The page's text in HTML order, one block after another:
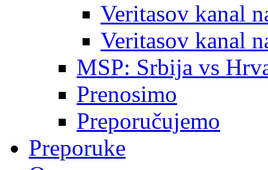
Veritasov kanal
Veritasov kanal
MSP: Srbija vs
Prenosimo
Preporučujemo
Preporuke